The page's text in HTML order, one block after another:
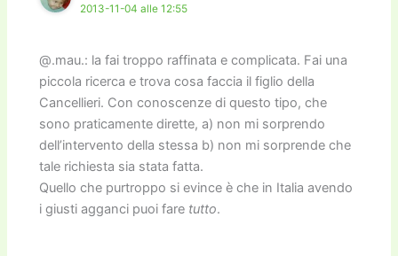
2013-11-04 alle 12:55
@.mau.: la fai troppo raffinata e complicata. Fai una
piccola ricerca e trova cosa faccia il figlio della
Cancellieri. Con conoscenze di questo tipo, che
sono praticamente dirette, a) non mi sorprendo
dell’intervento della stessa b) non mi sorprende che
tale richiesta sia stata fatta.
Quello che purtroppo si evince è che in Italia avendo
i giusti agganci puoi fare tutto.